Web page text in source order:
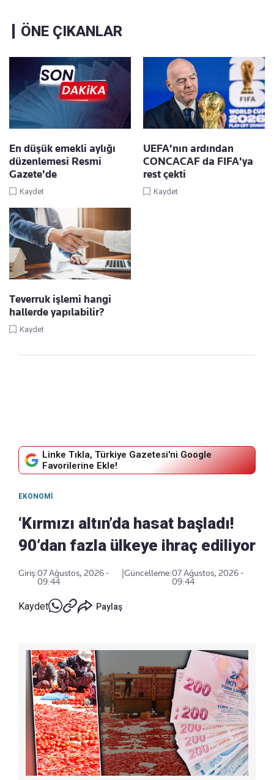
ÖNE ÇIKANLAR
En düşük emekli aylığı
düzenlemesi Resmi
Gazete'de
Kaydet
UEFA'nın ardından
CONCACAF da FIFA'ya
rest çekti
Kaydet
Teverruk işlemi hangi
hallerde yapılabilir?
Kaydet
Linke Tıkla, Türkiye Gazetesi'ni Google
Favorilerine Ekle!
EKONOMI
‘Kırmızı altın’da hasat başladı!
90’dan fazla ülkeye ihraç ediliyor
Giriş:07 Ağustos, 2026 -
09:44
Güncelleme:07 Ağustos, 2026 -
09:44
Kaydet Paylaş